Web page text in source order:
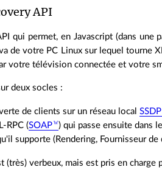
API
qui permet, en Javascript (dans une
de votre PC Linux sur lequel tourne
votre télévision connectée et votre
deux socles :
de clients sur un réseau localSSDP
RPC (SOAP
) qui passe ensuite dans
supporte (Rendering, Fournisseur
(très) verbeux, mais est pris en charge